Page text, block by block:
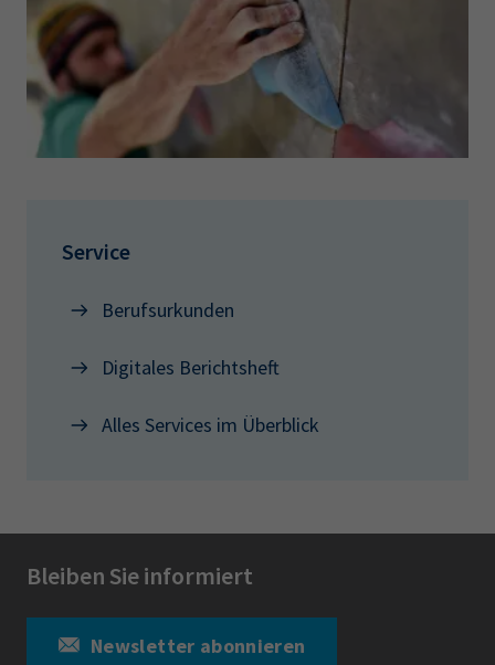
oder Bonusprogrammen
Service
Berufsurkunden
Digitales Berichtsheft
Alles Services im Überblick
Bleiben Sie informiert
Newsletter abonnieren